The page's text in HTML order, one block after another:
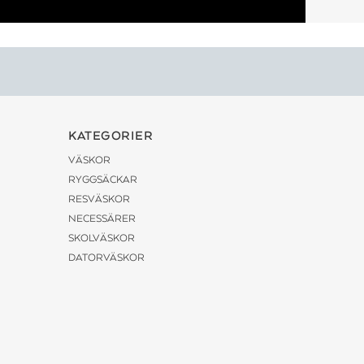
KATEGORIER
VÄSKOR
RYGGSÄCKAR
RESVÄSKOR
NECESSÄRER
SKOLVÄSKOR
DATORVÄSKOR